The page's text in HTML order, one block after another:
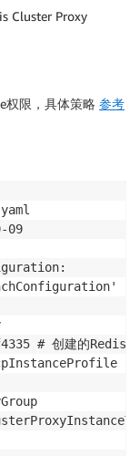
30
agent.d/
agent
agent
Cluster Proxy
权限，具体策略 参考
09
# 创建的Redis